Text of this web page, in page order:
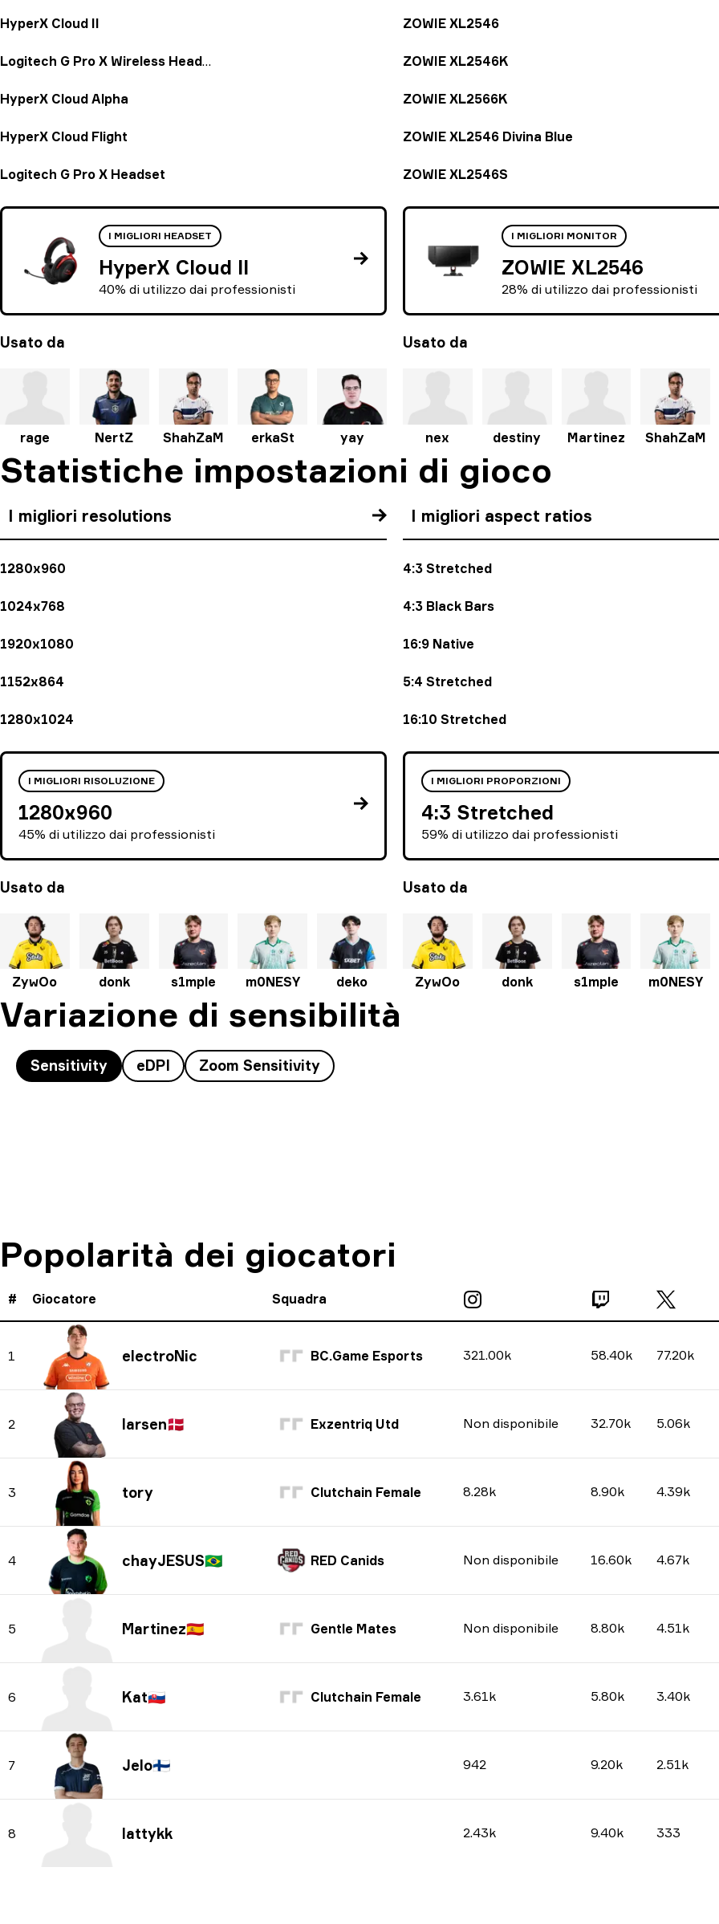
HyperX Cloud II
Logitech G Pro X Wireless Headset
HyperX Cloud Alpha
HyperX Cloud Flight
Logitech G Pro X Headset
I MIGLIORI HEADSET
HyperX Cloud II
40% di utilizzo dai professionisti
Usato da
rage NertZ ShahZaM erkaSt yay
ZOWIE XL2546
ZOWIE XL2546K
ZOWIE XL2566K
ZOWIE XL2546 Divina Blue
ZOWIE XL2546S
I MIGLIORI MONITOR
ZOWIE XL2546
28% di utilizzo dai professionisti
Usato da
nex destiny Martinez ShahZaM
Statistiche impostazioni di gioco
I migliori resolutions
1280x960
1024x768
1920x1080
1152x864
1280x1024
I MIGLIORI RISOLUZIONE
1280x960
45% di utilizzo dai professionisti
Usato da
ZywOo donk s1mple m0NESY deko
I migliori aspect ratios
4:3 Stretched
4:3 Black Bars
16:9 Native
5:4 Stretched
16:10 Stretched
I MIGLIORI PROPORZIONI
4:3 Stretched
59% di utilizzo dai professionisti
Usato da
ZywOo donk s1mple m0NESY
Variazione di sensibilità
Sensitivity eDPI Zoom Sensitivity
Popolarità dei giocatori
# Giocatore Squadra
1 electroNic BC.Game Esports 321.00k 58.40k 77.20k
2 larsen🇩🇰 Exzentriq Utd Non disponibile 32.70k 5.06k
3 tory Clutchain Female 8.28k 8.90k 4.39k
4 chayJESUS🇧🇷 RED Canids Non disponibile 16.60k 4.67k
5 Martinez🇪🇸 Gentle Mates Non disponibile 8.80k 4.51k
6 Kat🇸🇰 Clutchain Female 3.61k 5.80k 3.40k
7 Jelo🇫🇮 942 9.20k 2.51k
8 lattykk 2.43k 9.40k 333